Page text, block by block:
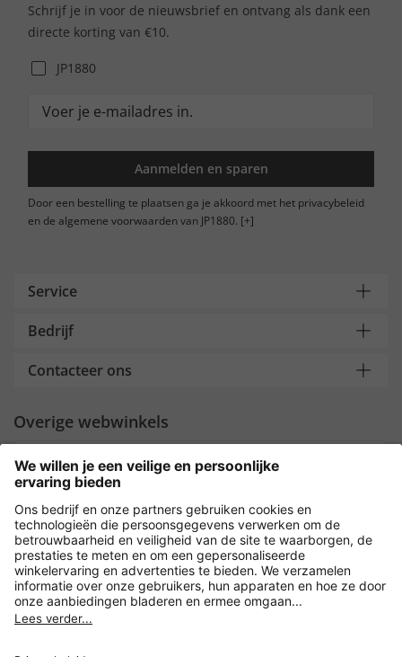
Schrijf je in voor de nieuwsbrief en ontvang als dank een
directe korting van €10.
JP1880
Aanmelden en sparen
Door een bestelling te plaatsen ga je akkoord met het privacybeleid
en de algemene voorwaarden van JP1880. [+]
Service
Bedrijf
Contacteer ons
Overige webwinkels
Nederland
Payment and Delivery
Versleuteling met